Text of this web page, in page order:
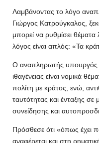
Λαμβάνοντας το λόγο
Γιώργος Κατρούγκαλος,
μπορεί να ρυθμίσει
λόγος είναι απλός: «Τα
Ο αναπληρωτής υπουργός
ιθαγένειας είναι νομικά
πολίτη με κράτος, ενώ,
ταυτότητας και ένταξης σε
συνείδησης και
Πρόσθεσε ότι «όπως έχει
αναφέρεται και στη